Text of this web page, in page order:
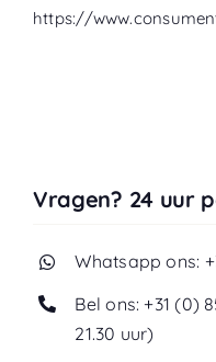
https://
Vragen? 24 uur
Whatsapp ons:
Bel ons: +31 (0)
21.30 uur)